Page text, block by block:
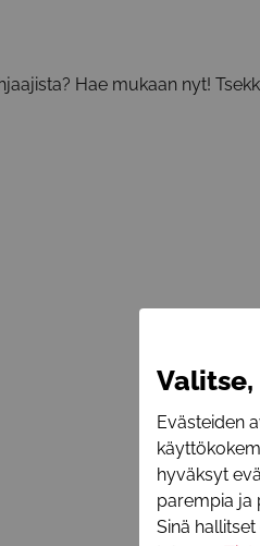
Hae mukaan nyt!
Evästeiden
hyväksyt
parempia ja
Sinä